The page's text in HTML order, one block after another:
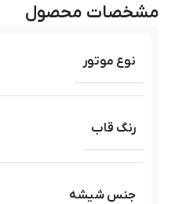
مشخصات محصول
نوع موتور
رنگ قاب
جنس شیشه